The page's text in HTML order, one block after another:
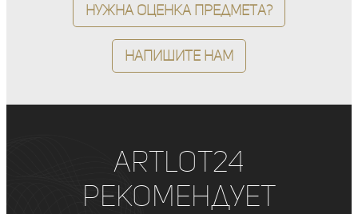
Нужна оценка предмета?
Напишите нам
ArtLot24
рекомендует